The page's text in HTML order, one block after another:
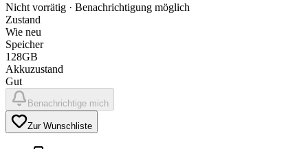
Nicht vorrätig · Benachrichtigung möglich
Zustand
Wie neu
Speicher
128GB
Akkuzustand
Gut
Benachrichtige mich
Zur Wunschliste